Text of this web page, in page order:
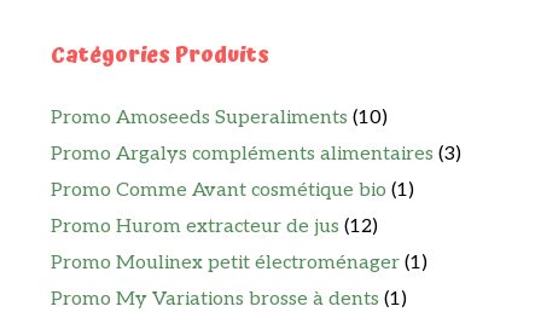
Catégories Produits
Promo Amoseeds Superaliments (10)
Promo Argalys compléments alimentaires (3)
Promo Comme Avant cosmétique bio (1)
Promo Hurom extracteur de jus (12)
Promo Moulinex petit électroménager (1)
Promo My Variations brosse à dents (1)